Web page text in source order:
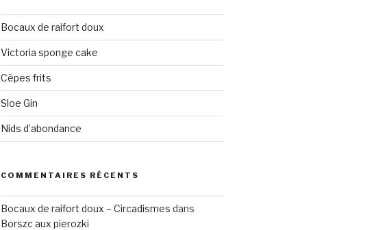
Bocaux de raifort doux
Victoria sponge cake
Cèpes frits
Sloe Gin
Nids d’abondance
COMMENTAIRES RÉCENTS
Bocaux de raifort doux – Circadismes dans
Borszc aux pierozki